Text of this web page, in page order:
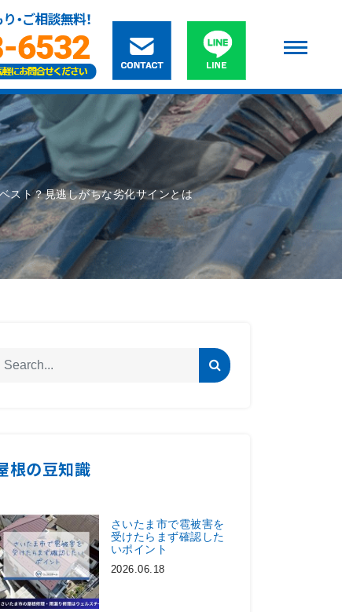
スト？見逃しがちな劣化サインとは
根の豆知識
さいたま市で雹被害を
受けたらまず確認した
いポイント
2026.06.18